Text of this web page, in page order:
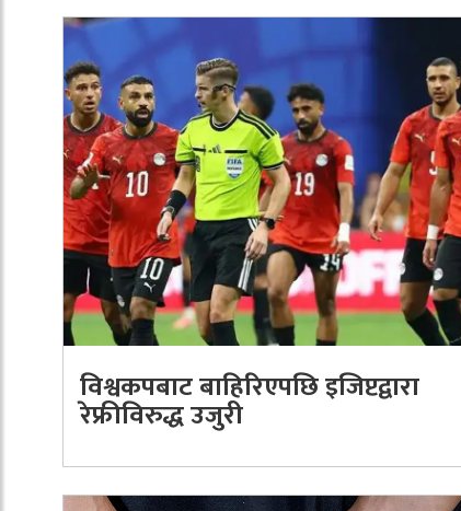
विश्वकपबाट बाहिरिएपछि इजिप्टद्वारा
रेफ्रीविरुद्ध उजुरी